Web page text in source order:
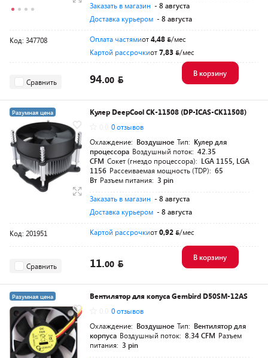
Заказать в магазин - 8 августа
Доставка курьером - 8 августа
Код: 347708 Оплата частямиот4,48
/мес
Картой рассрочкиот7,83 /мес
Сравнить 94.00
В корзину
Разумная цена
Кулер DeepCool CK-11508 (DP-ICAS-CK11508)
0 отзывов
Охлаждение: Воздушное Тип: Кулер для
процессора Воздушный поток: 42.35
CFM Сокет (гнездо процессора): LGA 1155, LGA
1156 Рассеиваемая мощность (TDP): 65
Вт Разъем питания: 3 pin
Заказать в магазин - 8 августа
Доставка курьером - 8 августа
Код: 201951 Картой рассрочкиот0,92 /мес
Сравнить 11.00
В корзину
Разумная цена
Вентилятор для копуса Gembird D50SM-12AS
0 отзывов
Охлаждение: Воздушное Тип: Вентилятор для
корпуса Воздушный поток: 8.34 CFM Разъем
питания: 3 pin